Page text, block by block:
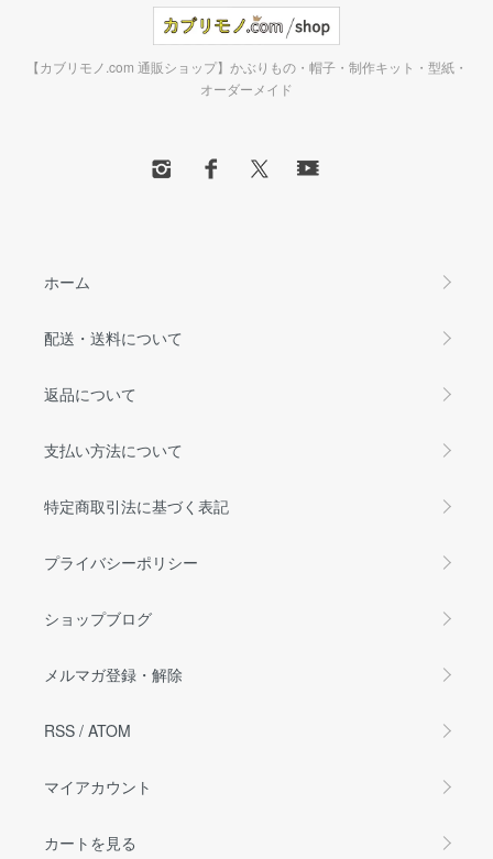
【カブリモノ.com 通販ショップ】かぶりもの・帽子・制作キット・型紙・
オーダーメイド
ホーム
配送・送料について
返品について
支払い方法について
特定商取引法に基づく表記
プライバシーポリシー
ショップブログ
メルマガ登録・解除
RSS / ATOM
マイアカウント
カートを見る